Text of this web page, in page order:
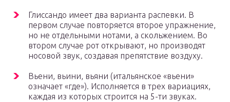
Глиссандо имеет два варианта распевки. В
первом случае повторяется второе упражнение,
но не отдельными нотами, а скольжением. Во
втором случае рот открывают, но производят
носовой звук, создавая препятствие воздуху.
Вьени, вьини, вьяни (итальянское «вьени»
означает «где»). Исполняется в трех вариациях,
каждая из которых строится на 5-ти звуках.